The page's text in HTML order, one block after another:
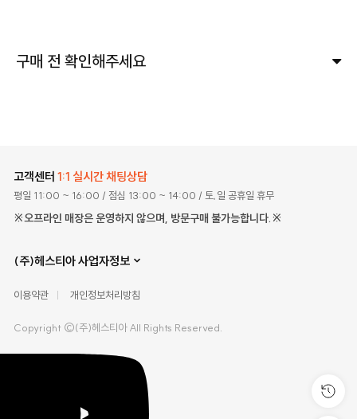
구매 전 확인해주세요
고객센터 1:1 실시간 채팅상담
평일 11:00 ~ 16:00 / 점심 13:00 ~ 14:00 / 토,일 공휴일 휴무
※오프라인 매장은 운영하지 않으며, 방문구매 불가능합니다.※
(주)헤스티아 사업자정보
이용약관 개인정보처리방침
Copyright ©(주)헤스티아 All Rights Reserved.